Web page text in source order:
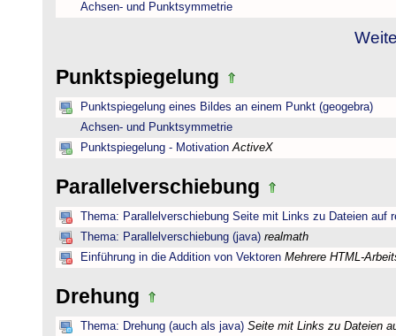
Achsen- und Punktsymmetrie
Punktspiegelung
Punktspiegelung eines Bildes an einem Punkt (geogebra)
Achsen- und Punktsymmetrie
Punktspiegelung - Motivation ActiveX
Parallelverschiebung
Thema: Parallelverschiebung Seite mit Links zu Dateien auf
Thema: Parallelverschiebung (java) realmath
Einführung in die Addition von Vektoren Mehrere HTML-
Drehung
Thema: Drehung (auch als java) Seite mit Links zu Dateien